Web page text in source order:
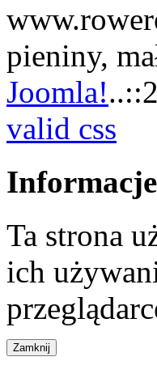
pieniny,
Joomla!
valid css
Ta strona
ich